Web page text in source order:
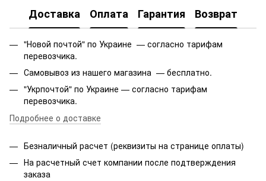
Доставка Оплата Гарантия Возврат
"Новой почтой" по Украине — согласно тарифам
перевозчика.
Самовывоз из нашего магазина — бесплатно.
"Укрпочтой" по Украине — согласно тарифам
перевозчика.
Подробнее о доставке
Безналичный расчет (реквизиты на странице оплаты)
На расчетный счет компании после подтверждения
заказа